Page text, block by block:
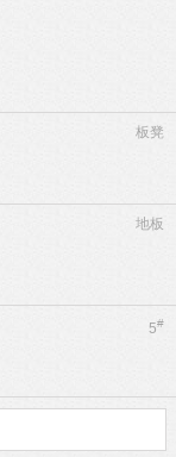
板凳
地板
5#